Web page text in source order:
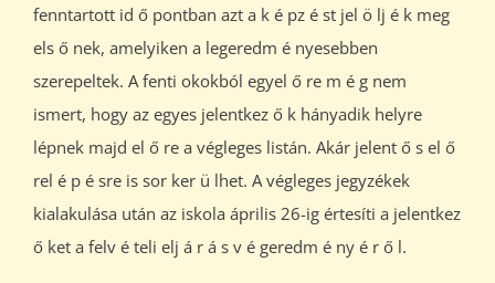
fenntartott id ő pontban azt a k é pz é st jel ö lj é k meg
els ő nek, amelyiken a legeredm é nyesebben
szerepeltek. A fenti okokból egyel ő re m é g nem
ismert, hogy az egyes jelentkez ő k hányadik helyre
lépnek majd el ő re a végleges listán. Akár jelent ő s el ő
rel é p é sre is sor ker ü lhet. A végleges jegyzékek
kialakulása után az iskola április 26-ig értesíti a jelentkez
ő ket a felv é teli elj á r á s v é geredm é ny é r ő l.